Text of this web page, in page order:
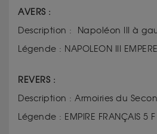
AVERS :
Description : Napoléon III à
Légende : NAPOLEON III
REVERS :
Description : Armoiries du
Légende : EMPIRE FRANÇAIS 5